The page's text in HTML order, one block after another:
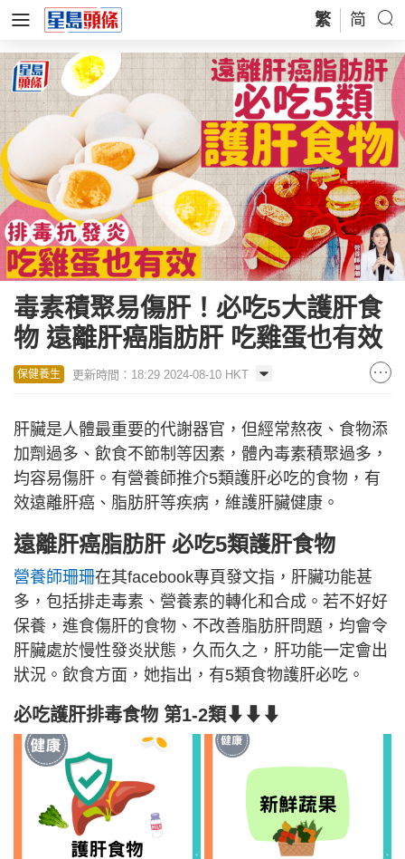
繁 简
毒素積聚易傷肝！必吃5大護肝食
物 遠離肝癌脂肪肝 吃雞蛋也有效
保健養生 更新時間：18:29 2024-08-10 HKT
肝臟是人體最重要的代謝器官，但經常熬夜、食物添
加劑過多、飲食不節制等因素，體內毒素積聚過多，
均容易傷肝。有營養師推介5類護肝必吃的食物，有
效遠離肝癌、脂肪肝等疾病，維護肝臟健康。
遠離肝癌脂肪肝 必吃5類護肝食物
營養師珊珊在其facebook專頁發文指，肝臟功能甚
多，包括排走毒素、營養素的轉化和合成。若不好好
保養，進食傷肝的食物、不改善脂肪肝問題，均會令
肝臟處於慢性發炎狀態，久而久之，肝功能一定會出
狀況。飲食方面，她指出，有5類食物護肝必吃。
必吃護肝排毒食物 第1-2類⬇⬇⬇